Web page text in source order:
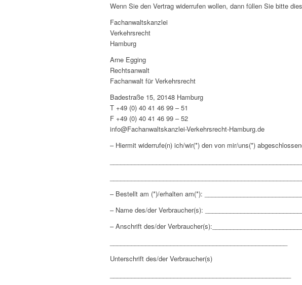
Wenn Sie den Vertrag widerrufen wollen, dann füllen Sie bitte
Fachanwaltskanzlei
Verkehrsrecht
Hamburg
Arne Egging
Rechtsanwalt
Fachanwalt für Verkehrsrecht
Badestraße 15, 20148 Hamburg
T +49 (0) 40 41 46 99 – 51
F +49 (0) 40 41 46 99 – 52
info@Fachanwaltskanzlei-Verkehrsrecht-Hamburg.de
– Hiermit widerrufe(n) ich/wir(*) den von mir/uns(*)
– Bestellt am (*)/erhalten am(*):
– Name des/der Verbraucher(s):
– Anschrift des/der
Unterschrift des/der Verbraucher(s)